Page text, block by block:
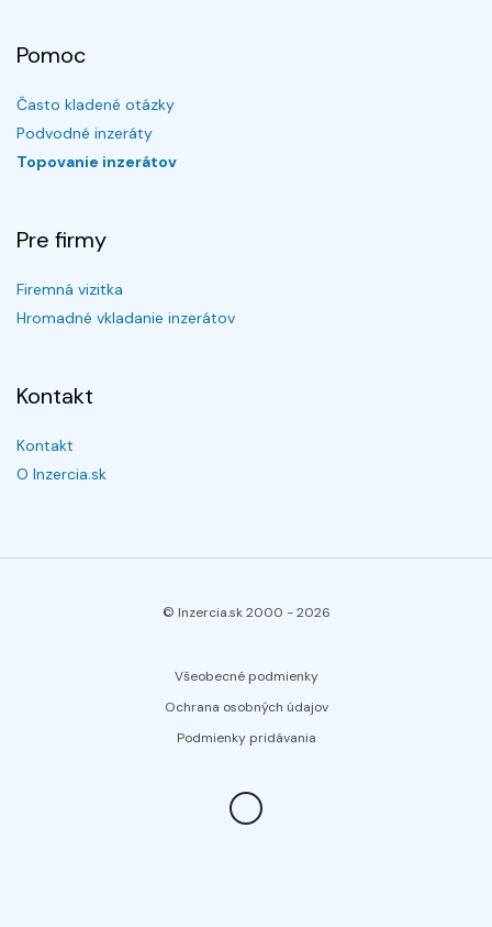
Pomoc
Často kladené otázky
Podvodné inzeráty
Topovanie inzerátov
Pre firmy
Firemná vizitka
Hromadné vkladanie inzerátov
Kontakt
Kontakt
O Inzercia.sk
© Inzercia.sk 2000 -2026
Všeobecné podmienky
Ochrana osobných údajov
Podmienky pridávania